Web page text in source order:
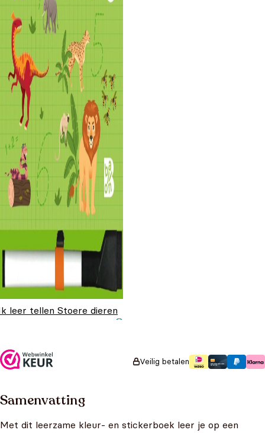
leer tellen Stoere dieren
Veilig betalen
Samenvatting
Met dit leerzame kleur- en stickerboek leer je op een